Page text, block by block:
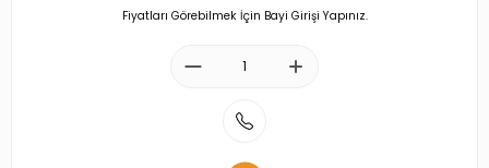
Fiyatları Görebilmek İçin Bayi Girişi Yapınız.